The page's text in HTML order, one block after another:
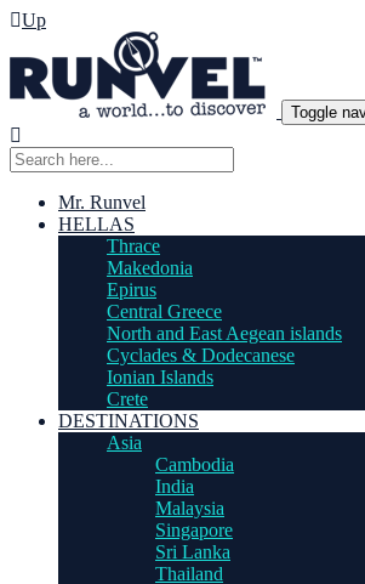
Up
Toggle
Mr. Runvel
HELLAS
Thrace
Makedonia
Epirus
Central Greece
North and East Aegean islands
Cyclades & Dodecanese
Ionian Islands
Crete
DESTINATIONS
Asia
Cambodia
India
Malaysia
Singapore
Sri Lanka
Thailand